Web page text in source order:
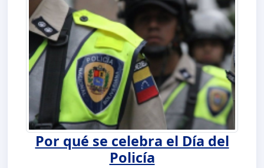
Por qué se celebra el Día del
Policía